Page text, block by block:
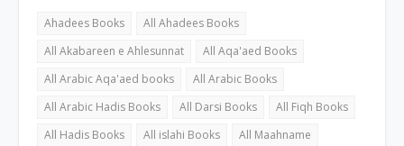
Ahadees Books
All Ahadees Books
All Akabareen e Ahlesunnat
All Aqa'aed Books
All Arabic Aqa'aed books
All Arabic Books
All Arabic Hadis Books
All Darsi Books
All Fiqh Books
All Hadis Books
All islahi Books
All Maahname